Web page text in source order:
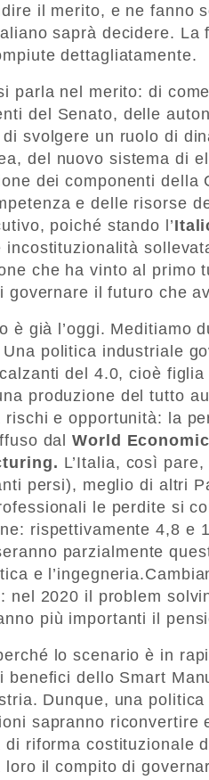
il merito, e ne fanno
saprà decidere. La
dettagliatamente.
parla nel merito: di
del Senato, delle
svolgere un ruolo di
del nuovo sistema di
dei componenti
e delle risorse
poiché stando l’
incostituzionalità
che ha vinto al primo
governare il futuro che
è già l’oggi. Meditiamo
politica industriale
del 4.0, cioè
produzione del tutto
rischi e opportunità: la
dalWorld
L’Italia, così
persi), meglio di altri
le perdite si
rispettivamente 4,8 e
parzialmente
e
nel 2020 il problem
più importanti il
lo scenario è in
benefici dello Smart
Dunque, una
sapranno riconvertire
di riforma costituzionale
loro il compito di